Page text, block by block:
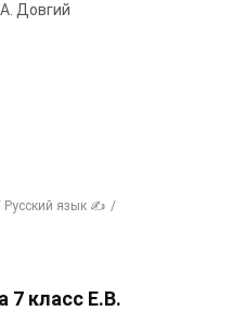
Довгий
Русский язык ✍
7 класс Е.В.